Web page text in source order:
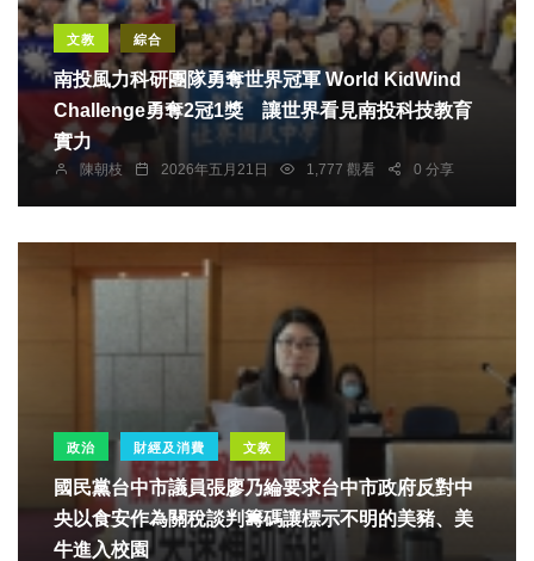
文教 綜合
南投風力科研團隊勇奪世界冠軍 World KidWind
Challenge勇奪2冠1獎 讓世界看見南投科技教育
實力
陳朝枝 2026年五月21日 1,777 觀看 0 分享
政治 財經及消費 文教
國民黨台中市議員張廖乃綸要求台中市政府反對中
央以食安作為關稅談判籌碼讓標示不明的美豬、美
牛進入校園